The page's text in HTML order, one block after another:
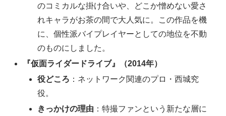
のコミカルな掛け合いや、どこか憎めない愛さ
れキャラがお茶の間で大人気に。この作品を機
に、個性派バイプレイヤーとしての地位を不動
のものにしました。
『仮面ライダードライブ』（2014年）
役どころ ：ネットワーク関連のプロ・西城究
役。
きっかけの理由 ：特撮ファンという新たな層に